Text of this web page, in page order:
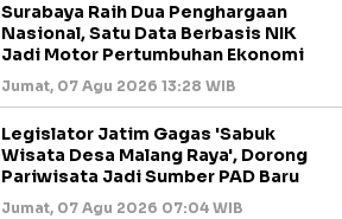
Surabaya Raih Dua Penghargaan
Nasional, Satu Data Berbasis NIK
Jadi Motor Pertumbuhan Ekonomi
Jumat, 07 Agu 2026 13:28 WIB
Legislator Jatim Gagas 'Sabuk
Wisata Desa Malang Raya', Dorong
Pariwisata Jadi Sumber PAD Baru
Jumat, 07 Agu 2026 07:04 WIB